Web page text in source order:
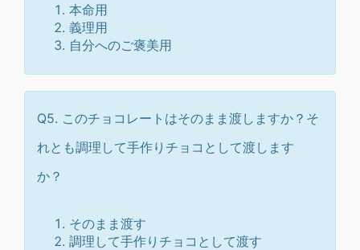
本命用
義理用
自分へのご褒美用
Q5. このチョコレートはそのまま渡しますか？そ
れとも調理して手作りチョコとして渡します
か？
そのまま渡す
調理して手作りチョコとして渡す